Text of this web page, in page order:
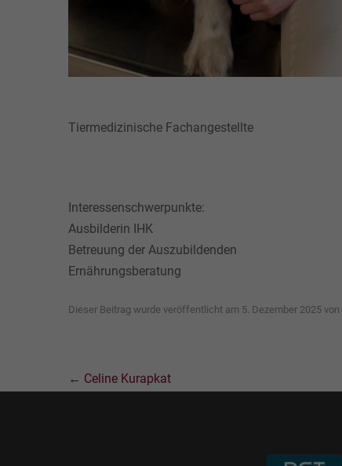
Tiermedizinische Fachangestellte
Interessenschwerpunkte:
Ausbilderin IHK
Betreuung der Auszubildenden
Ernährungsberatung
Dieser Beitrag wurde veröffentlicht am 5. Dezember 2025 von
Beitrags-
← Celine Kurapkat